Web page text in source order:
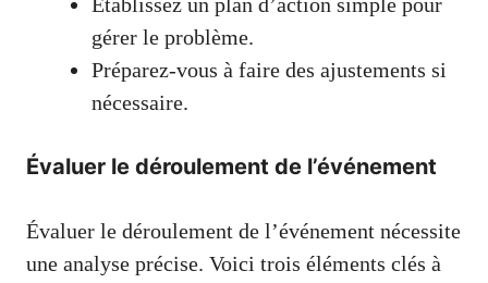
gérer le problème.
Préparez-vous à faire des ajustements si
nécessaire.
Évaluer le déroulement de l’événement
Évaluer le déroulement de l’événement nécessite
une analyse précise. Voici trois éléments clés à